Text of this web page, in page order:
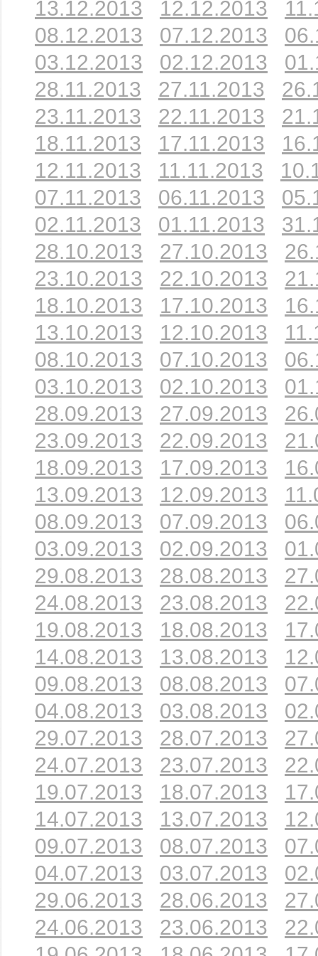
13.12.2013 12.12.2013
08.12.2013
07.12.2013
03.12.2013
02.12.2013
28.11.2013
27.11.2013
23.11.2013
22.11.2013
18.11.2013
17.11.2013
12.11.2013
11.11.2013
07.11.2013
06.11.2013
02.11.2013
01.11.2013
28.10.2013
27.10.2013
23.10.2013
22.10.2013
18.10.2013
17.10.2013
13.10.2013
12.10.2013
08.10.2013
07.10.2013
03.10.2013
02.10.2013
28.09.2013
27.09.2013
23.09.2013
22.09.2013
18.09.2013
17.09.2013
13.09.2013
12.09.2013
08.09.2013
07.09.2013
03.09.2013
02.09.2013
29.08.2013
28.08.2013
24.08.2013
23.08.2013
19.08.2013
18.08.2013
14.08.2013
13.08.2013
09.08.2013
08.08.2013
04.08.2013
03.08.2013
29.07.2013
28.07.2013
24.07.2013
23.07.2013
19.07.2013
18.07.2013
14.07.2013
13.07.2013
09.07.2013
08.07.2013
04.07.2013
03.07.2013
29.06.2013
28.06.2013
24.06.2013
23.06.2013